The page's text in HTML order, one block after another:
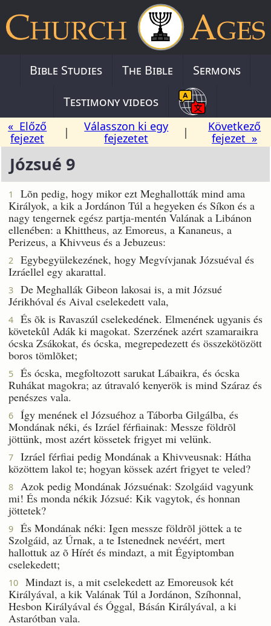
Bible Studies The Bible
Sermons
Testimony videos
« Előző
fejezet
|
Válasszon ki egy
fejezetet
|
Következő
fejezet »
Józsué 9
1
Lõn pedig, hogy mikor ezt Meghallották mind ama
Királyok, a kik a Jordánon Túl a hegyeken és Síkon és a
nagy tengernek egész partja-mentén Valának a Libánon
ellenében: a Khittheus, az Emoreus, a Kananeus, a
Perizeus, a Khivveus és a Jebuzeus:
2
Egybegyülekezének, hogy Megvívjanak Józsuéval és
Izráellel egy akarattal.
3
De Meghallák Gibeon lakosai is, a mit Józsué
Jérikhóval és Aival cselekedett vala,
4
És õk is Ravaszúl cselekedének. Elmenének ugyanis és
követekûl Adák ki magokat. Szerzének azért szamaraikra
ócska Zsákokat, és ócska, megrepedezett és összekötözött
boros tömlõket;
5
És ócska, megfoltozott sarukat Lábaikra, és ócska
Ruhákat magokra; az útravaló kenyerök is mind Száraz és
penészes vala.
6
Így menének el Józsuéhoz a Táborba Gilgálba, és
Mondának néki, és Izráel férfiainak: Messze földrõl
jöttünk, most azért kössetek frigyet mi velünk.
7
Izráel férfiai pedig Mondának a Khivveusnak: Hátha
közöttem lakol te; hogyan kössek azért frigyet te veled?
8
Azok pedig Mondának Józsuénak: Szolgáid vagyunk
mi! És monda nékik Józsué: Kik vagytok, és honnan
jöttetek?
9
És Mondának néki: Igen messze földrõl jöttek a te
Szolgáid, az Úrnak, a te Istenednek nevéért, mert
hallottuk az õ Hírét és mindazt, a mit Égyiptomban
cselekedett;
10
Mindazt is, a mit cselekedett az Emoreusok két
Királyával, a kik Valának Túl a Jordánon, Szíhonnal,
Hesbon Királyával és Óggal, Básán Királyával, a ki
Astarótban vala.